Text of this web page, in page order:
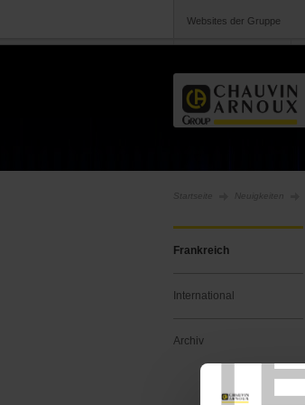
Websites der Gruppe
Chauvin Arnoux
Startseite Neuigkeiten
Frankreich
International
Archiv